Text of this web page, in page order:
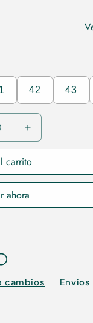
42 43
Aumentar
cantidad
para
carrito
ahora
cambios